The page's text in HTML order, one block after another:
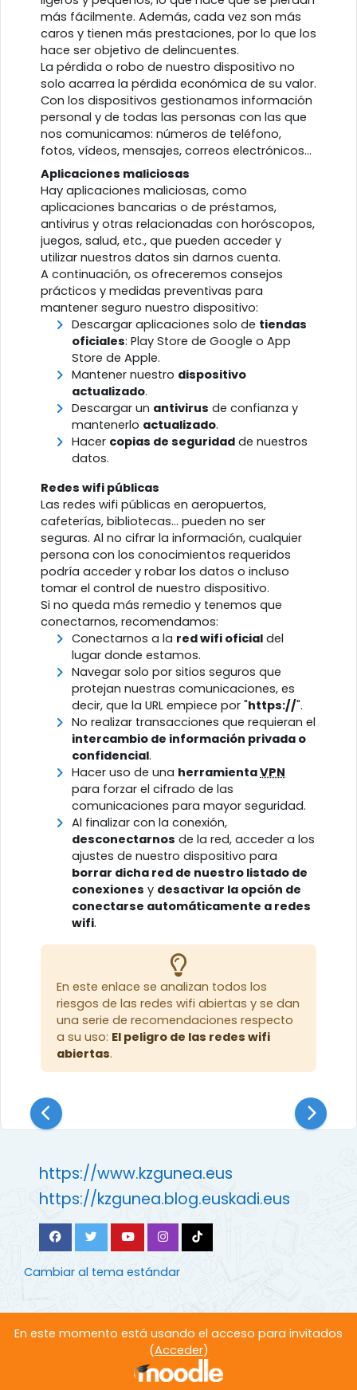
más fácilmente. Además, cada vez son más
caros y tienen más prestaciones, por lo que los
hace ser objetivo de delincuentes.
La pérdida o robo de nuestro dispositivo no
solo acarrea la pérdida económica de su valor.
Con los dispositivos gestionamos información
personal y de todas las personas con las que
nos comunicamos: números de teléfono,
fotos, vídeos, mensajes, correos electrónicos...
Aplicaciones maliciosas
Hay aplicaciones maliciosas, como
aplicaciones bancarias o de préstamos,
antivirus y otras relacionadas con horóscopos,
juegos, salud, etc., que pueden acceder y
utilizar nuestros datos sin darnos cuenta.
A continuación, os ofreceremos consejos
prácticos y medidas preventivas para
mantener seguro nuestro dispositivo:
Descargar aplicaciones solo de tiendas
oficiales: Play Store de Google o App
Store de Apple.
Mantener nuestro dispositivo
actualizado.
Descargar un antivirus de confianza y
mantenerlo actualizado.
Hacer copias de seguridad de nuestros
datos.
Redes wifi públicas
Las redes wifi públicas en aeropuertos,
cafeterías, bibliotecas... pueden no ser
seguras. Al no cifrar la información, cualquier
persona con los conocimientos requeridos
podría acceder y robar los datos o incluso
tomar el control de nuestro dispositivo.
Si no queda más remedio y tenemos que
conectarnos, recomendamos:
Conectarnos a la red wifi oficial del
lugar donde estamos.
Navegar solo por sitios seguros que
protejan nuestras comunicaciones, es
decir, que la URL empiece por "https://".
No realizar transacciones que requieran el
intercambio de información privada o
confidencial.
Hacer uso de una herramientaVPN
para forzar el cifrado de las
comunicaciones para mayor seguridad.
Al finalizar con la conexión,
desconectarnos de la red, acceder a los
ajustes de nuestro dispositivo para
borrar dicha red de nuestro listado de
conexiones y desactivar la opción de
conectarse automáticamente a redes
wifi.
En este enlace se analizan todos los
riesgos de las redes wifi abiertas y se dan
una serie de recomendaciones respecto
a su uso: El peligro de las redes wifi
abiertas.
https://www.kzgunea.eus
https://kzgunea.blog.euskadi.eus
Cambiar al tema estándar
En este momento está usando el acceso para invitados
(Acceder)